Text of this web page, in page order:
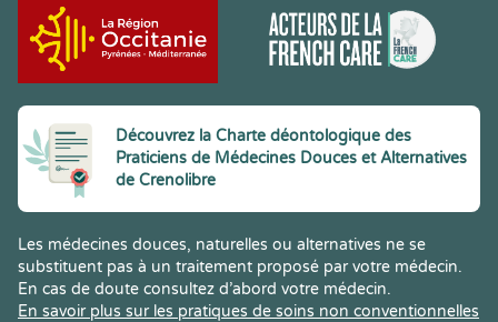
Découvrez la Charte déontologique des
Praticiens de Médecines Douces et Alternatives
de Crenolibre
Les médecines douces, naturelles ou alternatives ne se
substituent pas à un traitement proposé par votre médecin.
En cas de doute consultez d’abord votre médecin.
En savoir plus sur les pratiques de soins non conventionnelles